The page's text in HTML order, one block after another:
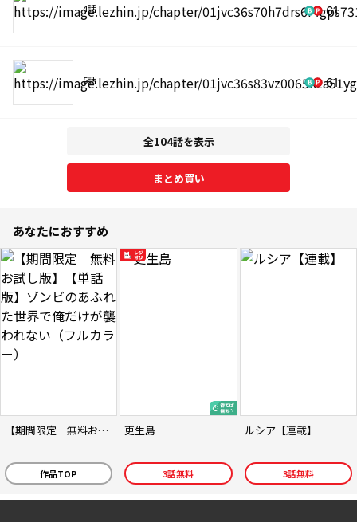
4話 61
5話 61
全104話を表示
まとめ買い
あなたにおすすめ
【期間限定 無料お試し版】【単話版】ゾンビのあふれた世界で俺だけが襲われない（フルカラー）
作品TOP
更生島
3話無料
ルシア【連載】
3話無料